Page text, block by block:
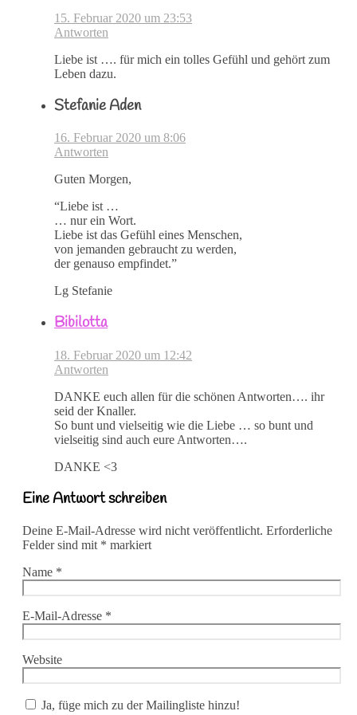
15. Februar 2020 um 23:53
Antworten
Liebe ist …. für mich ein tolles Gefühl und gehört zum
Leben dazu.
Stefanie Aden
16. Februar 2020 um 8:06
Antworten
Guten Morgen,
“Liebe ist …
… nur ein Wort.
Liebe ist das Gefühl eines Menschen,
von jemanden gebraucht zu werden,
der genauso empfindet.”
Lg Stefanie
Bibilotta
18. Februar 2020 um 12:42
Antworten
DANKE euch allen für die schönen Antworten…. ihr
seid der Knaller.
So bunt und vielseitig wie die Liebe … so bunt und
vielseitig sind auch eure Antworten….
DANKE <3
Eine Antwort schreiben
Deine E-Mail-Adresse wird nicht veröffentlicht. Erforderliche
Felder sind mit * markiert
Name *
E-Mail-Adresse *
Website
Ja, füge mich zu der Mailingliste hinzu!